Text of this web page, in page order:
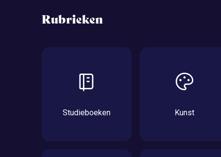
Rubrieken
Studieboeken Kunst